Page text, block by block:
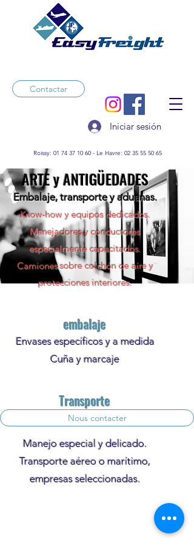
Iniciar sesión
Contactar
Roissy: 01 74 37 10 60- Le Havre: 02 35 55 50 65
ARTE y ANTIGÜEDADES
Embalaje, transporte y aduanas.
Know-how y equipos dedicados.
Manejadores y conductores
especialmente capacitados.
Camiones sobre colchón de aire y
protecciones interiores.
embalaje
Envases específicos y a medida
Cuña y marcaje
Transporte
Nous contacter
Manejo especial y delicado.
Transporte aéreo o marítimo,
empresas seleccionadas.